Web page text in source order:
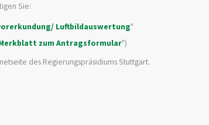
Sie:
Luftbildauswertung"
zum Antragsformular")
des Regierungspräsidiums Stuttgart.